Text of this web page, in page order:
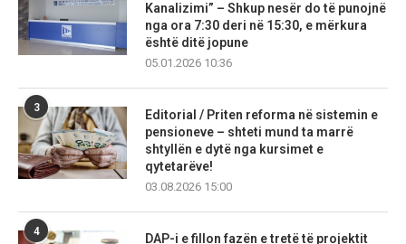
Kanalizimi” – Shkup nesër do të punojnë
nga ora 7:30 deri në 15:30, e mërkura
është ditë jopune
05.01.2026 10:36
3
Editorial / Priten reforma në sistemin e
pensioneve – shteti mund ta marrë
shtyllën e dytë nga kursimet e
qytetarëve!
03.08.2026 15:00
4
DAP-i e fillon fazën e tretë të projektit